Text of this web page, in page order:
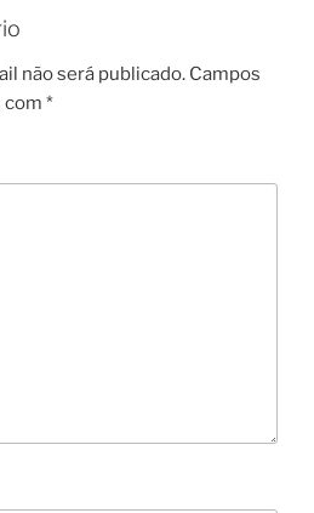
não será publicado. Campos
com *